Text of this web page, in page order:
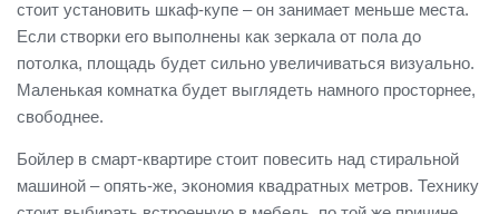
стоит установить шкаф-купе – он занимает меньше места.
Если створки его выполнены как зеркала от пола до
потолка, площадь будет сильно увеличиваться визуально.
Маленькая комнатка будет выглядеть намного просторнее,
свободнее.
Бойлер в смарт-квартире стоит повесить над стиральной
машиной – опять-же, экономия квадратных метров. Технику